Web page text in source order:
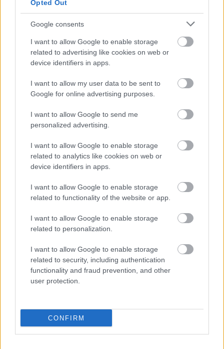
Opted Out
Google consents
I want to allow Google to enable storage
related to advertising like cookies on web or
device identifiers in apps.
I want to allow my user data to be sent to
Google for online advertising purposes.
I want to allow Google to send me
personalized advertising.
I want to allow Google to enable storage
related to analytics like cookies on web or
device identifiers in apps.
I want to allow Google to enable storage
related to functionality of the website or app.
I want to allow Google to enable storage
related to personalization.
I want to allow Google to enable storage
related to security, including authentication
functionality and fraud prevention, and other
user protection.
CONFIRM
helyszínen (ha lesz még…
Lassan vége a válságnak a
rendezvénypiacon?
Kelle Botond•2013. február 18.
Az utóbbi időben sorra jelennek meg felmérések és
statisztikai adatok alapján készült cikkek, amik arról
szólnak, hogy 2012-ben megindult felfelé a
rendezvénypiac. Lassan újra elkezdenek több
rendezvényekre is, ahol 2008…